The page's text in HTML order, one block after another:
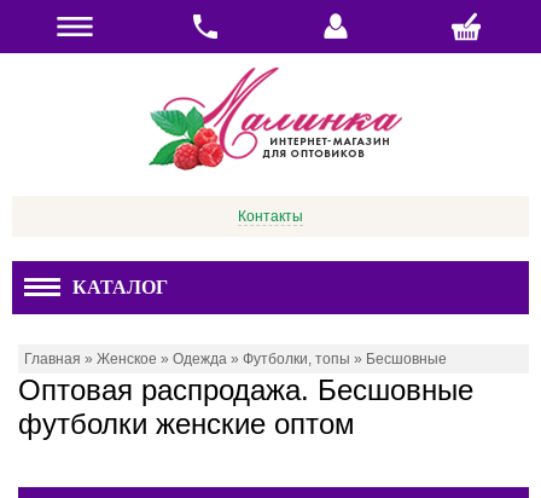
Контакты
КАТАЛОГ
Главная » Женское » Одежда » Футболки, топы » Бесшовные
Оптовая распродажа. Бесшовные
футболки женские оптом